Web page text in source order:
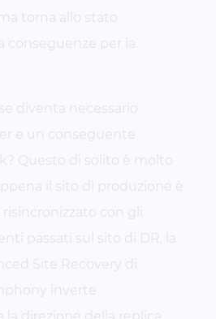
torna allo stato
conseguenze per la
diventa necessario
e un conseguente
Questo di solito è molto
il sito di produzione è
con gli
passati sul sito di DR, la
Site Recovery di
inverte